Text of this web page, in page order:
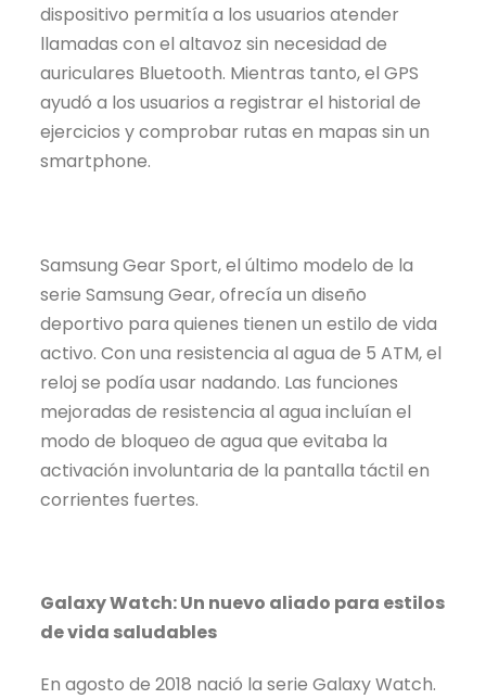
dispositivo permitía a los usuarios atender
llamadas con el altavoz sin necesidad de
auriculares Bluetooth. Mientras tanto, el GPS
ayudó a los usuarios a registrar el historial de
ejercicios y comprobar rutas en mapas sin un
smartphone.
Samsung Gear Sport, el último modelo de la
serie Samsung Gear, ofrecía un diseño
deportivo para quienes tienen un estilo de vida
activo. Con una resistencia al agua de 5 ATM, el
reloj se podía usar nadando. Las funciones
mejoradas de resistencia al agua incluían el
modo de bloqueo de agua que evitaba la
activación involuntaria de la pantalla táctil en
corrientes fuertes.
Galaxy Watch: Un nuevo aliado para estilos
de vida saludables
En agosto de 2018 nació la serie Galaxy Watch.